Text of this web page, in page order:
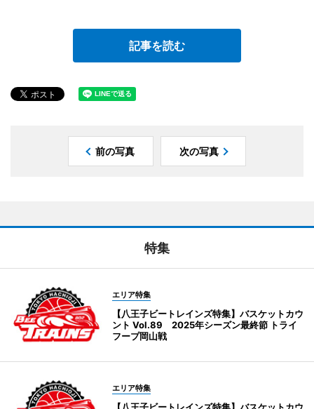
記事を読む
前の写真 次の写真
特集
エリア特集
【八王子ビートレインズ特集】バスケットカウ
ント Vol.89 2025年シーズン最終節 トライ
フープ岡山戦
エリア特集